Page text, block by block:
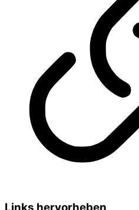
Links hervorheben